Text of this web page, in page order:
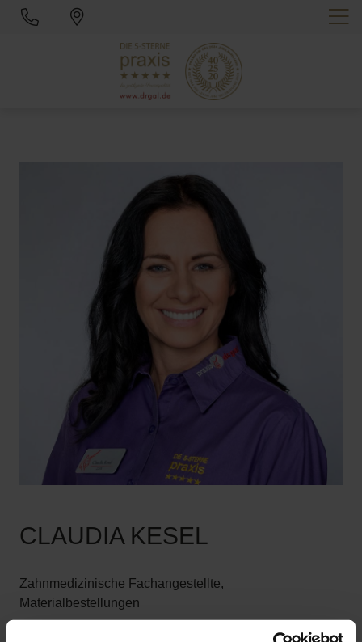
CLAUDIA KESEL
Zahnmedizinische Fachangestellte,
Materialbestellungen